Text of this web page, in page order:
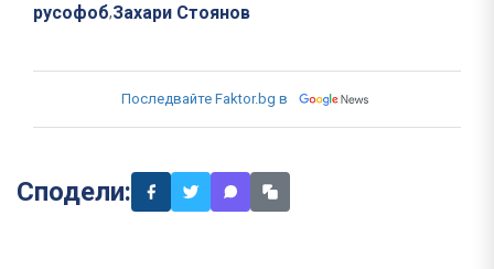
русофоб,Захари Стоянов
Последвайте Faktor.bg в
Сподели: